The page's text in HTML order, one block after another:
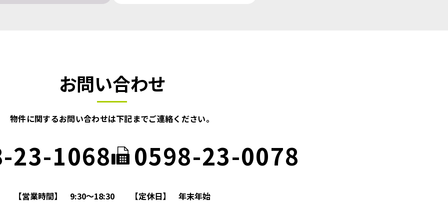
お問い合わせ
物件に関するお問い合わせは下記までご連絡ください。
23-1068 0598-23-0078
【営業時間】 9:30～18:30 【定休日】 年末年始